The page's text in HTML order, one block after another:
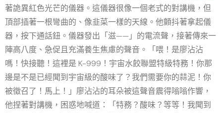
著詭異紅色光芒的儀器。這儀器很像一個老式的對講機，但
頂部插著一根彎曲的、像韭菜一樣的天線。他顫抖著拿起儀
器，按下通話鈕。儀器發出「滋——」的電流聲，接著傳來一
陣高八度、急促且充滿養生焦慮的聲音。「喂！是廖沾沾
嗎！快接聽！這裡是 K-999！宇宙水餃聯盟特級特務！你那
邊是不是已經聞到宇宙級的酸味了？我們需要你的蒜泥！你
被徵召了！馬上！」廖沾沾的耳朵被這聲音震得嗡嗡作響，
他捏著對講機，困惑地喊道：「特務？酸味？等等！我聞到